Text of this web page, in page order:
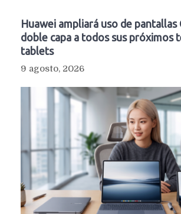
Huawei ampliará uso de pantallas
doble capa a todos sus próximos
tablets
9 agosto, 2026